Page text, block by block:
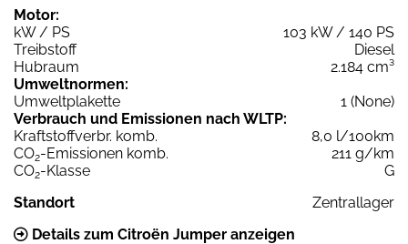
Motor:
kW / PS
103 kW / 140 PS
Treibstoff
Diesel
Hubraum
2.184 cm³
Umweltnormen:
Umweltplakette
1 (None)
Verbrauch und Emissionen nach WLTP:
Kraftstoffverbr. komb.
8,0 l/100km
CO2-Emissionen komb.
211 g/km
CO2-Klasse
G
Standort
Zentrallager
Details zum Citroën Jumper anzeigen